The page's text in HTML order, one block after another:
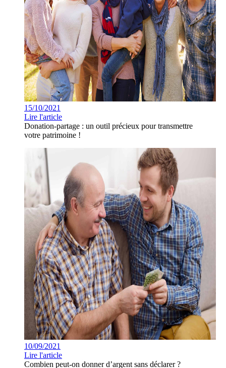
15/10/2021
Lire l'article
Donation-partage : un outil précieux pour transmettre
votre patrimoine !
10/09/2021
Lire l'article
Combien peut-on donner d’argent sans déclarer ?